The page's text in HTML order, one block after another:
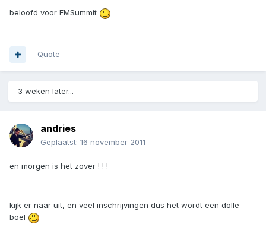
beloofd voor FMSummit
Quote
3 weken later...
andries
Geplaatst: 16 november 2011
en morgen is het zover ! ! !
kijk er naar uit, en veel inschrijvingen dus het wordt een dolle
boel